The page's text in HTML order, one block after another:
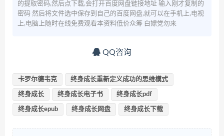
的提取密码,然后点下载,会打开百度网盘链接地址 输入刚才复制的
密码 然后将文件选中保存到自己的百度网盘,就可以在手机上,电视
上,电脑上随时在线免费观看本资料低价众筹 白嫖党勿来
QQ咨询
卡罗尔德韦克 终身成长重新定义成功的思维模式
终身成长 终身成长电子书 终身成长pdf
终身成长epub 终身成长网盘 终身成长下载